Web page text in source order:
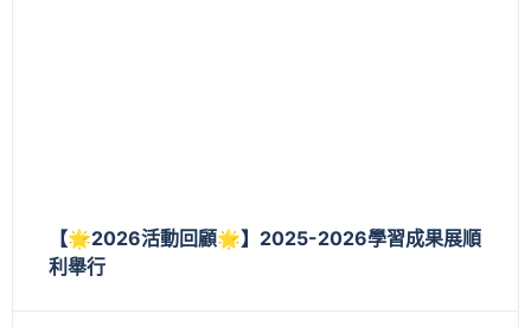
【🌟2026活動回顧🌟】2025-2026學習成果展順
利舉行